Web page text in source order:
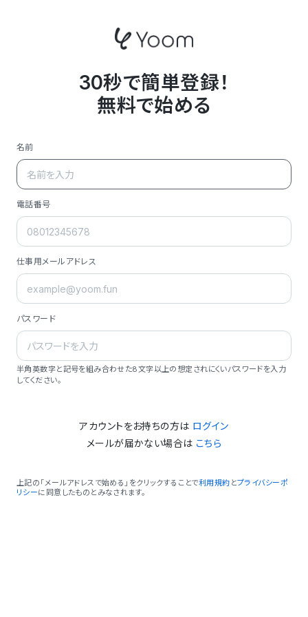
30秒で簡単登録！
無料で始める
名前
電話番号
仕事用メールアドレス
パスワード
半角英数字と記号を組み合わせた8文字以上の想定されにくいパスワードを入力
してください。
アカウントをお持ちの方は ログイン
メールが届かない場合は こちら
上記の「メールアドレスで始める」をクリックすることで利用規約 とプライバシーポ
リシーに同意したものとみなされます。